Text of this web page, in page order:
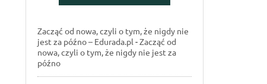
Zacząć od nowa, czyli o tym, że nigdy nie
jest za późno – Edurada.pl -Zacząć od
nowa, czyli o tym, że nigdy nie jest za
późno